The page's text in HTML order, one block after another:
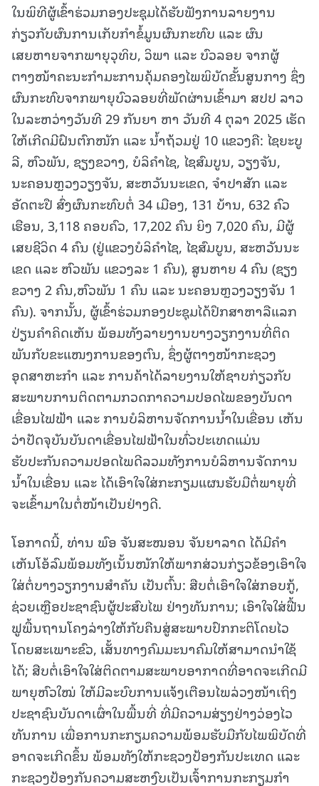
ໃນພິທີຜູ້ເຂົ້າຮ່ວມກອງປະຊຸມໄດ້ຮັບຟັງການລາຍງານ
ກ່ຽວກັບຜົນການເກັບກຳຂໍ້ມູນຜົນກະທົບ ແລະ ຜົນ
ເສຍຫາຍຈາກພາຍຸວຸທິບ, ວິພາ ແລະ ບົວລອຍ ຈາກຜູ້
ຕາງໜ້າຄະນະກຳມະການຄຸ້ມຄອງໄພພິບັດຂັ້ນສູນກາງ ຊຶ່ງ
ຜົນກະທົບຈາກພາຍຸບົວລອຍທີ່ພັດຜ່ານເຂົ້າມາ ສປປ ລາວ
ໃນລະຫວ່າງວັນທີ 29 ກັນຍາ ຫາ ວັນທີ 4 ຕຸລາ 2025 ເຮັດ
ໃຫ້ເກີດມີຝົນຕົກໜັກ ແລະ ນໍ້າຖ້ວມຢູ່ 10 ແຂວງຄື: ໄຊຍະບູ
ລີ, ຫົວພັນ, ຊຽງຂວາງ, ບໍລິຄຳໄຊ, ໄຊສົມບູນ, ວຽງຈັນ,
ນະຄອນຫຼວງວຽງຈັນ, ສະຫວັນນະເຂດ, ຈຳປາສັກ ແລະ
ອັດຕະປື ສົ່ງຜົນກະທົບຕໍ່ 34 ເມືອງ, 131 ບ້ານ, 632 ຄົວ
ເຮືອນ, 3,118 ຄອບຄົວ, 17,202 ຄົນ ຍິງ 7,020 ຄົນ, ມີຜູ້
ເສຍຊີວິດ 4 ຄົນ (ຢູ່ແຂວງບໍລິຄໍາໄຊ, ໄຊສົມບູນ, ສະຫວັນນະ
ເຂດ ແລະ ຫົວພັນ ແຂວງລະ 1 ຄົນ), ສູນຫາຍ 4 ຄົນ (ຊຽງ
ຂວາງ 2 ຄົນ,ຫົວພັນ 1 ຄົນ ແລະ ນະຄອນຫຼວງວຽງຈັນ 1
ຄົນ). ຈາກນັ້ນ, ຜູ້ເຂົ້າຮ່ວມກອງປະຊຸມໄດ້ປຶກສາຫາລືແລກ
ປ່ຽນຄໍາຄິດເຫັນ ພ້ອມທັງລາຍງານບາງວຽກງານທີ່ຕິດ
ພັນກັບຂະແໜງການຂອງຕົນ, ຊຶ່ງຜູ້ຕາງໜ້າກະຊວງ
ອຸດສາຫະກຳ ແລະ ການຄ້າໄດ້ລາຍງານໃຫ້ຊາບກ່ຽວກັບ
ສະພາບການຕິດຕາມກວດກາຄວາມປອດໄພຂອງບັນດາ
ເຂື່ອນໄຟຟ້າ ແລະ ການບໍລິຫານຈັດການນໍ້າໃນເຂື່ອນ ເຫັນ
ວ່າປັດຈຸບັນບັນດາເຂື່ອນໄຟຟ້າໃນທົ່ວປະເທດແມ່ນ
ຮັບປະກັນຄວາມປອດໄພດີລວມທັງການບໍລິຫານຈັດການ
ນໍ້າໃນເຂື່ອນ ແລະ ໄດ້ເອົາໃຈໃສ່ກະກຽມແຜນຮັບມືຕໍ່ພາຍຸທີ່
ຈະເຂົ້າມາໃນຕໍ່ໜ້າເປັນຢ່າງດີ.
ໂອກາດນີ້, ທ່ານ ພົອ ຈັນສະໝອນ ຈັນຍາລາດ ໄດ້ມີຄຳ
ເຫັນໂອ້ລົມພ້ອມທັງເນັ້ນໜັກໃຫ້ພາກສ່ວນກ່ຽວຂ້ອງເອົາໃຈ
ໃສ່ຕໍ່ບາງວຽກງານສຳຄັນ ເປັນຕົ້ນ: ສືບຕໍ່ເອົາໃຈໃສ່ກອບກູ້,
ຊ່ວຍເຫຼືອປະຊາຊົນຜູ້ປະສົບໄພ ຢ່າງທັນການ; ເອົາໃຈໃສ່ຟື້ນ
ຟູພື້ນຖານໂຄງລ່າງໃຫ້ກັບຄືນສູ່ສະພາບປົກກະຕິໂດຍໄວ
ໂດຍສະເພາະຂົວ, ເສັ້ນທາງຄົມມະນາຄົມໃຫ້ສາມາດນໍາໃຊ້
ໄດ້; ສືບຕໍ່ເອົາໃຈໃສ່ຕິດຕາມສະພາບອາກາດທີ່ອາດຈະເກີດມີ
ພາຍຸຫົວໃໝ່ ໃຫ້ມີລະບົບການແຈ້ງເຕືອນໄພລ່ວງໜ້າເຖິງ
ປະຊາຊົນບັນດາເຜົ່າໃນພື້ນທີ່ ທີ່ມີຄວາມສ່ຽງຢ່າງວ່ອງໄວ
ທັນການ ເພື່ອການກະກຽມຄວາມພ້ອມຮັບມືກັບໄພພິບັດທີ່
ອາດຈະເກີດຂຶ້ນ ພ້ອມທັງໃຫ້ກະຊວງປ້ອງກັນປະເທດ ແລະ
ກະຊວງປ້ອງກັນຄວາມສະຫງົບເປັນເຈົ້າການກະກຽມກໍາ